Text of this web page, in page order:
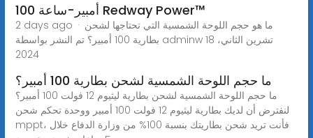
100 أمبير-ساعة Redway Power™
2 days ago · ما هو حجم اللوحة الشمسية التي تحتاجها لشحن
بطارية 100 أمبير؟ تم النشر بواسطة adminw 18 تشرين الثاني،
2024
ما حجم اللوحة الشمسية لشحن بطارية 100 أمبير؟
ما حجم اللوحة الشمسية لشحن بطارية ليثيوم 12 فولت 100 أمبير؟
لنفترض أن لديك بطارية ليثيوم 12 فولت 100 أمبير ووحدة تحكم شحن
mppt، فأنت تريد شحن بطاريتك بنسبة 100% من وزارة الدفاع خلال